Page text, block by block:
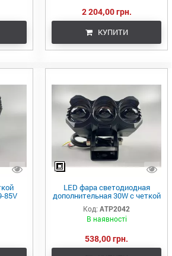
2 204,00 грн.
КУПИТИ
85V
LED фара светодиодная
дополнительная 30W с четкой
световой границей, фара для
мотоцикла комбо-луч
Код: ATP2042
В наявності
538,00 грн.